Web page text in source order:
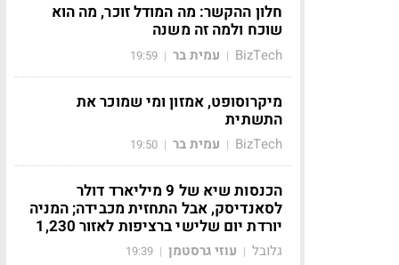
חלון ההקשר: מה המודל זוכר, מה הוא
שוכח ולמה זה משנה
BizTech
| עמית בר |
19:59
מיקרוסופט, אמזון ומי שמוכר את
התשתית
BizTech
| עמית בר |
19:50
הכנסות שיא של 9 מיליארד דולר
לסאנדיסק, אבל התחזית מכבידה; המניה
יורדת יום שלישי ברציפות לאזור 1,230
גלובל | עוזי גרסטמן |
19:39